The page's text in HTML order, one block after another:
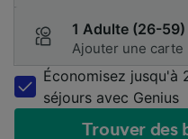
1 Adulte (26-59)
Ajouter une carte
Économisez jusqu'à
séjours avec Genius
Trouver des